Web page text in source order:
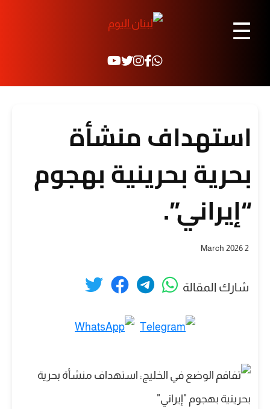
☰
استهداف منشأة
بحرية بحرينية بهجوم
“إيراني”.
2 March 2026
شارك المقالة